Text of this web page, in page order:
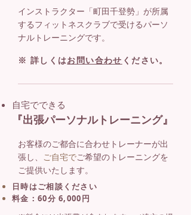
インストラクター「町田千登勢」が所属
するフィットネスクラブで受けるパーソ
ナルトレーニングです。
※ 詳しくはお問い合わせ ください。
自宅でできる
『出張パーソナルトレーニング』
お客様のご都合に合わせトレーナーが出
張し、
ご自宅でご希望のトレーニングを
ご提供いたします。
日時はご相談ください
料金：60分 6,000円